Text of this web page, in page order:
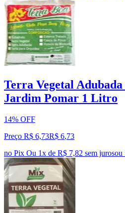
Terra Vegetal
Jardim Pomar 1 Litro
14% OFF
Preço R$ 6,73R$ 6,73
no Pix Ou 1x de R$ 7,82 sem jurosou